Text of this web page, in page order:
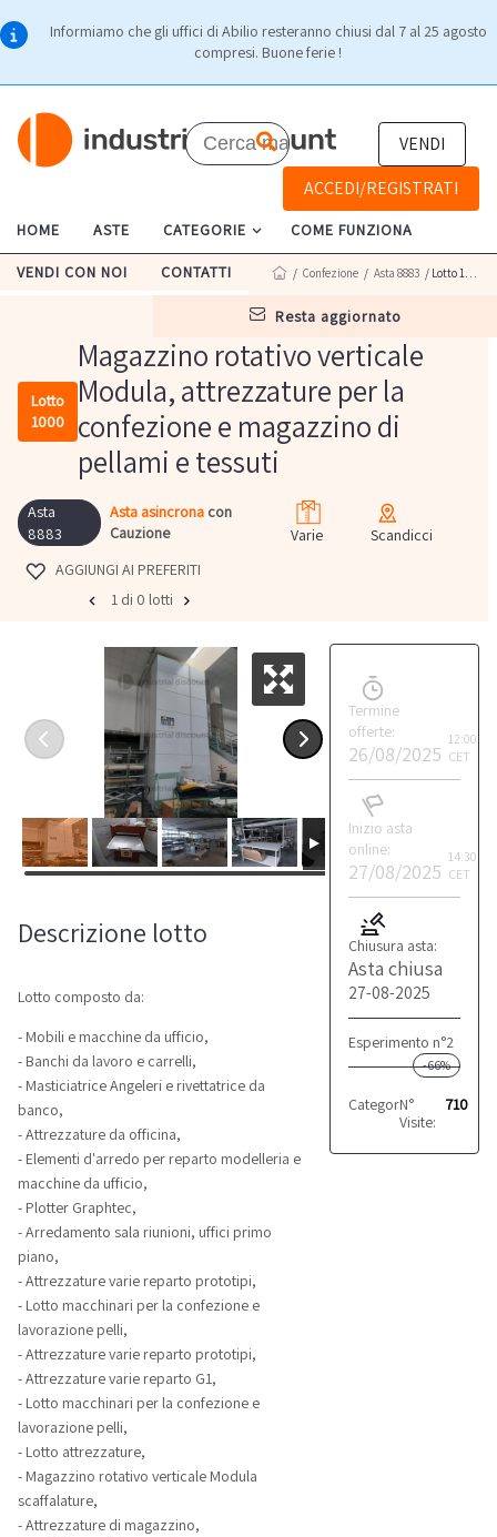
Informiamo che gli uffici di Abilio resteranno chiusi dal 7 al 25 agosto
compresi. Buone ferie !
VENDI
ACCEDI/REGISTRATI
HOME ASTE CATEGORIE COME FUNZIONA
VENDI CON NOI CONTATTI
resta aggiornato
/ Confezione / Asta 8883 / Lotto 1000
Lotto
1000
Magazzino rotativo verticale
Modula, attrezzature per la
confezione e magazzino di
pellami e tessuti
Asta
8883
Asta asincrona con
Cauzione
Varie
Scandicci
AGGIUNGI AI PREFERITI
1 di 0 lotti
Termine
offerte:
26/08/2025
12:00
CET
Inizio asta
online:
27/08/2025
14:30
CET
Chiusura asta:
Asta chiusa
27-08-2025
Esperimento n°2
-66%
Categoria: Varie
N°
Visite:
710
Descrizione lotto
Lotto composto da:
- Mobili e macchine da ufficio,
- Banchi da lavoro e carrelli,
- Masticiatrice Angeleri e rivettatrice da
banco,
- Attrezzature da officina,
- Elementi d'arredo per reparto modelleria e
macchine da ufficio,
- Plotter Graphtec,
- Arredamento sala riunioni, uffici primo
piano,
- Attrezzature varie reparto prototipi,
- Lotto macchinari per la confezione e
lavorazione pelli,
- Attrezzature varie reparto prototipi,
- Attrezzature varie reparto G1,
- Lotto macchinari per la confezione e
lavorazione pelli,
- Lotto attrezzature,
- Magazzino rotativo verticale Modula
scaffalature,
- Attrezzature di magazzino,